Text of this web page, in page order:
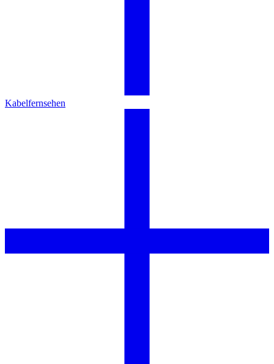
Kabelfernsehen